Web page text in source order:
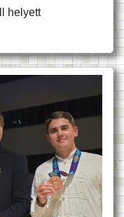
helyett